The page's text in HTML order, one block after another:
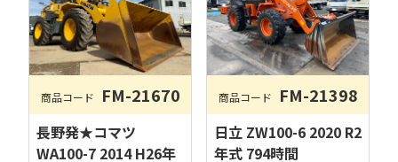
商品コード FM-21670
長野発★コマツ
WA100-7 2014 H26年
商品コード FM-21398
日立 ZW100-6 2020 R2
年式 794時間